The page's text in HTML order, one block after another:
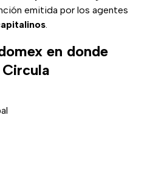
emitida por los agentes
.
en donde